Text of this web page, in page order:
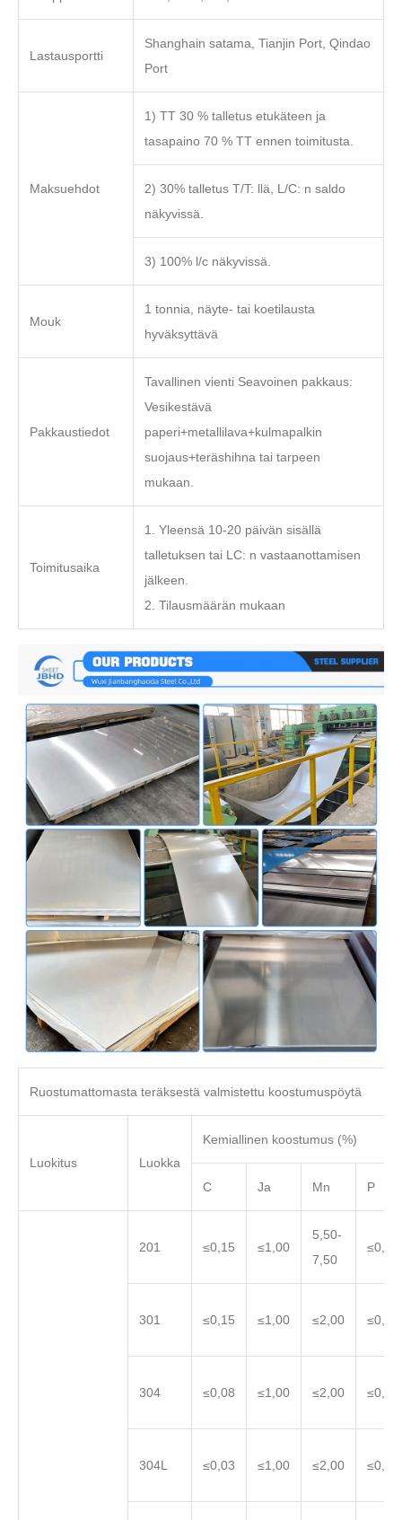
Lastausportti
Shanghain satama, Tianjin Port, Qindao
Port
Maksuehdot
1) TT 30 % talletus etukäteen ja
tasapaino 70 % TT ennen toimitusta.
2) 30% talletus T/T: llä, L/C: n saldo
näkyvissä.
3) 100% l/c näkyvissä.
Mouk
1 tonnia, näyte- tai koetilausta
hyväksyttävä
Pakkaustiedot
Tavallinen vienti Seavoinen pakkaus:
Vesikestävä
paperi+metallilava+kulmapalkin
suojaus+teräshihna tai tarpeen
mukaan.
Toimitusaika
1. Yleensä 10-20 päivän sisällä
talletuksen tai LC: n vastaanottamisen
jälkeen.
2. Tilausmäärän mukaan
Ruostumattomasta teräksestä valmistettu koostumuspöytä
Luokitus Luokka
Kemiallinen koostumus (%)
C Ja Mn P
201 ≤0,15 ≤1,00
5,50-
7,50
301 ≤0,15 ≤1,00 ≤2,00
304 ≤0,08 ≤1,00 ≤2,00
304L ≤0,03 ≤1,00 ≤2,00